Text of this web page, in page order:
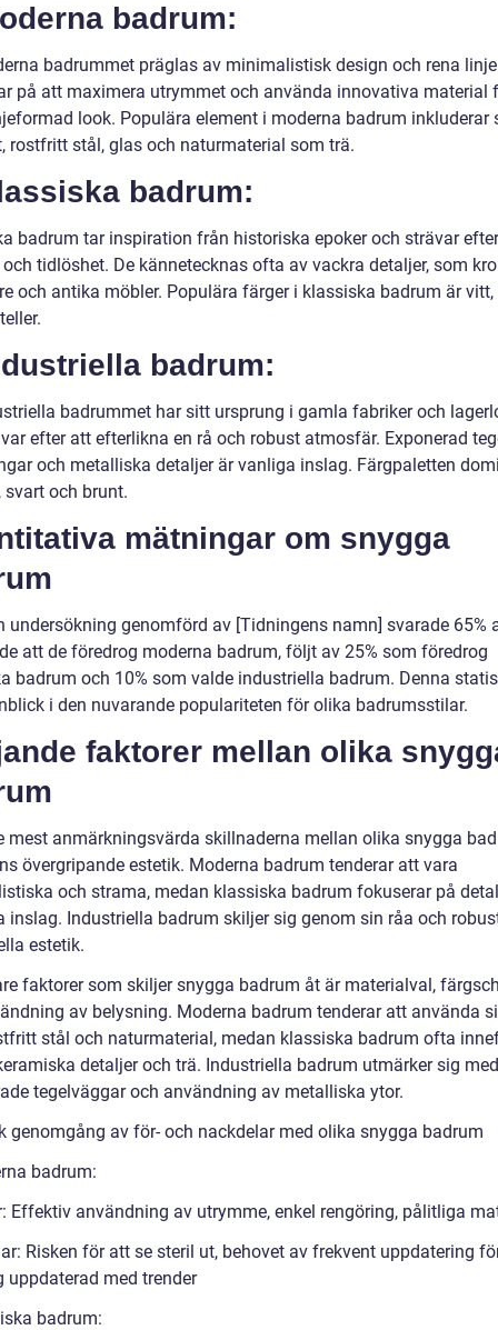
badrum:
badrummet präglas av minimalistisk design och rena
på att maximera utrymmet och använda innovativa material
look. Populära element i moderna badrum inkluderar
rostfritt stål, glas och naturmaterial som trä.
badrum:
badrum tar inspiration från historiska epoker och strävar efter
tidlöshet. De kännetecknas ofta av vackra detaljer, som
och antika möbler. Populära färger i klassiska badrum är vitt,
badrum:
badrummet har sitt ursprung i gamla fabriker och
efter att efterlikna en rå och robust atmosfär. Exponerad
och metalliska detaljer är vanliga inslag. Färgpaletten
svart och brunt.
mätningar om snygga
undersökning genomförd av [Tidningens namn] svarade 65%
att de föredrog moderna badrum, följt av 25% som föredrog
badrum och 10% som valde industriella badrum. Denna
i den nuvarande populariteten för olika badrumsstilar.
faktorer mellan olika
mest anmärkningsvärda skillnaderna mellan olika snygga
övergripande estetik. Moderna badrum tenderar att vara
och strama, medan klassiska badrum fokuserar på
inslag. Industriella badrum skiljer sig genom sin råa och
estetik.
faktorer som skiljer snygga badrum åt är materialval,
av belysning. Moderna badrum tenderar att använda
stål och naturmaterial, medan klassiska badrum ofta
detaljer och trä. Industriella badrum utmärker sig med
tegelväggar och användning av metalliska ytor.
genomgång av för- och nackdelar med olika snygga badrum
badrum:
Effektiv användning av utrymme, enkel rengöring, pålitliga
Risken för att se steril ut, behovet av frekvent uppdatering
uppdaterad med trender
badrum: